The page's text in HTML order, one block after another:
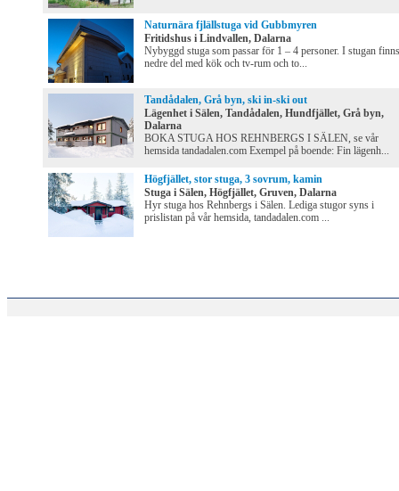
Naturnära fjlällstuga vid Gubbmyren
Fritidshus i Lindvallen, Dalarna
Nybyggd stuga som passar för 1 – 4 personer. I stugan
nedre del med kök och tv-rum och to...
Tandådalen, Grå byn, ski in-ski out
Lägenhet i Sälen, Tandådalen, Hundfjället, Grå byn,
Dalarna
BOKA STUGA HOS REHNBERGS I SÄLEN, se vår
hemsida tandadalen.com Exempel på boende: Fin lägenh...
Högfjället, stor stuga, 3 sovrum, kamin
Stuga i Sälen, Högfjället, Gruven, Dalarna
Hyr stuga hos Rehnbergs i Sälen. Lediga stugor syns i
prislistan på vår hemsida, tandadalen.com ...